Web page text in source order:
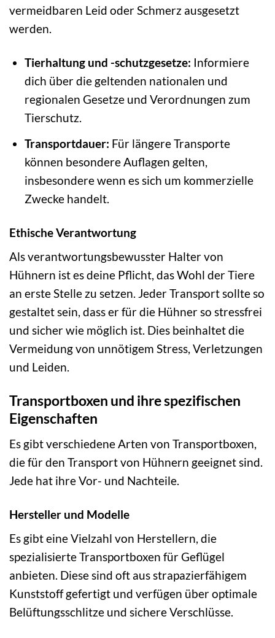
vermeidbaren Leid oder Schmerz ausgesetzt
werden.
Tierhaltung und -schutzgesetze: Informiere
dich über die geltenden nationalen und
regionalen Gesetze und Verordnungen zum
Tierschutz.
Transportdauer: Für längere Transporte
können besondere Auflagen gelten,
insbesondere wenn es sich um kommerzielle
Zwecke handelt.
Ethische Verantwortung
Als verantwortungsbewusster Halter von
Hühnern ist es deine Pflicht, das Wohl der Tiere
an erste Stelle zu setzen. Jeder Transport sollte so
gestaltet sein, dass er für die Hühner so stressfrei
und sicher wie möglich ist. Dies beinhaltet die
Vermeidung von unnötigem Stress, Verletzungen
und Leiden.
Transportboxen und ihre spezifischen
Eigenschaften
Es gibt verschiedene Arten von Transportboxen,
die für den Transport von Hühnern geeignet sind.
Jede hat ihre Vor- und Nachteile.
Hersteller und Modelle
Es gibt eine Vielzahl von Herstellern, die
spezialisierte Transportboxen für Geflügel
anbieten. Diese sind oft aus strapazierfähigem
Kunststoff gefertigt und verfügen über optimale
Belüftungsschlitze und sichere Verschlüsse.